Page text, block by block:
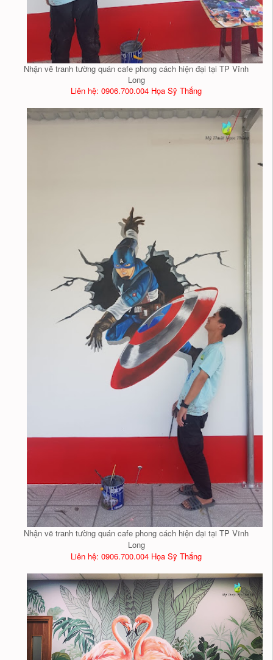
Nhận vẽ tranh tường quán cafe phong cách hiện đại tại TP Vĩnh
Long
Liên hệ: 0906.700.004 Họa Sỹ Thắng
Nhận vẽ tranh tường quán cafe phong cách hiện đại tại TP Vĩnh
Long
Liên hệ: 0906.700.004 Họa Sỹ Thắng